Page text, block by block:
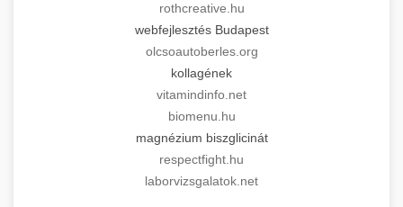
rothcreative.hu
webfejlesztés Budapest
olcsoautoberles.org
kollagének
vitamindinfo.net
biomenu.hu
magnézium biszglicinát
respectfight.hu
laborvizsgalatok.net